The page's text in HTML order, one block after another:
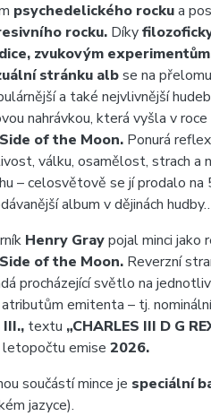
psychedelického rockua
rocku. Díky
zvukovým
stránku albse na
a také nejvlivnější
nahrávkou, která vyšla v
of the Moon. Ponurá
válku, osamělost, strach a
– celosvětově se jí prodalo na
album v dějinách
Henry Graypojal minci jako
of the Moon. Reverzní
procházející světlo na
emitenta – tj.
textu „CHARLES III D G
letopočtu emise 2026.
součástí mince je speciální
jazyce).